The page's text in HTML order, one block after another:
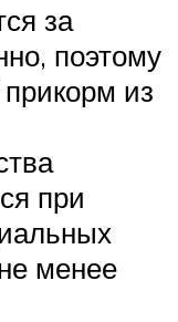
за
поэтому
из
при
менее